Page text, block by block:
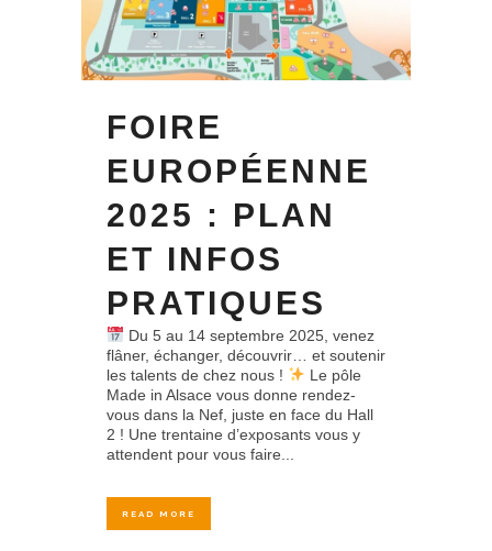
FOIRE
EUROPÉENNE
2025 : PLAN
ET INFOS
PRATIQUES
Du 5 au 14 septembre 2025, venez
flâner, échanger, découvrir… et soutenir
les talents de chez nous !
Le pôle
Made in Alsace vous donne rendez-
vous dans la Nef, juste en face du Hall
2 ! Une trentaine d’exposants vous y
attendent pour vous faire...
READ MORE